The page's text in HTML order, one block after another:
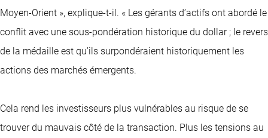
Moyen-Orient », explique-t-il. « Les gérants d’actifs ont abordé le
conflit avec une sous-pondération historique du dollar ; le revers
de la médaille est qu’ils surpondéraient historiquement les
actions des marchés émergents.
Cela rend les investisseurs plus vulnérables au risque de se
trouver du mauvais côté de la transaction. Plus les tensions au